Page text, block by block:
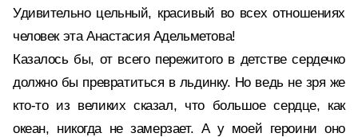
Удивительно цельный, красивый во всех отношениях
человек эта Анастасия Адельметова!
Казалось бы, от всего пережитого в детстве сердечко
должно бы превратиться в льдинку. Но ведь не зря же
кто-то из великих сказал, что большое сердце, как
океан, никогда не замерзает. А у моей героини оно